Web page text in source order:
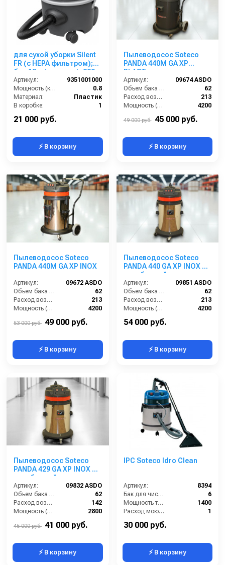
для сухой уборки Silent
FR (с HEPA фильтром);
бак 12 л (пластик); 220
В; 800 Вт
Артикул:
9351001000
Мощность (кВт):
0.8
Материал:
Пластик
В коробке:
1
21 000 руб.
⚡ В корзину
Пылеводосос Soteco
PANDA 440M GA XP
PLAST
Артикул:
09674 ASDO
Объем бака (л):
62
Расход воздуха (л/сек):
213
Мощность (Вт):
4200
49 000 руб. 45 000 руб.
⚡ В корзину
Пылеводосос Soteco
PANDA 440M GA XP INOX
Артикул:
09672 ASDO
Объем бака (л):
62
Расход воздуха (л/сек):
213
Мощность (Вт):
4200
53 000 руб. 49 000 руб.
⚡ В корзину
Пылеводосос Soteco
PANDA 440 GA XP INOX 3-
х турбинный
Артикул:
09851 ASDO
Объем бака (л):
62
Расход воздуха (л/сек):
213
Мощность (Вт):
4200
Напряжение (В):
54 000 руб.
⚡ В корзину
Пылеводосос Soteco
PANDA 429 GA XP INOX 2-
х турбинный
Артикул:
09832 ASDO
Объем бака (л):
62
Расход воздуха (л/сек):
142
Мощность (Вт):
2800
45 000 руб. 41 000 руб.
⚡ В корзину
IPC Soteco Idro Clean
Артикул:
8394
Бак для чистой воды (л):
6
Мощность турбины (Вт):
1400
Расход моющего раствора (л/мин):
1
Разряжение (мБар):
30 000 руб.
⚡ В корзину